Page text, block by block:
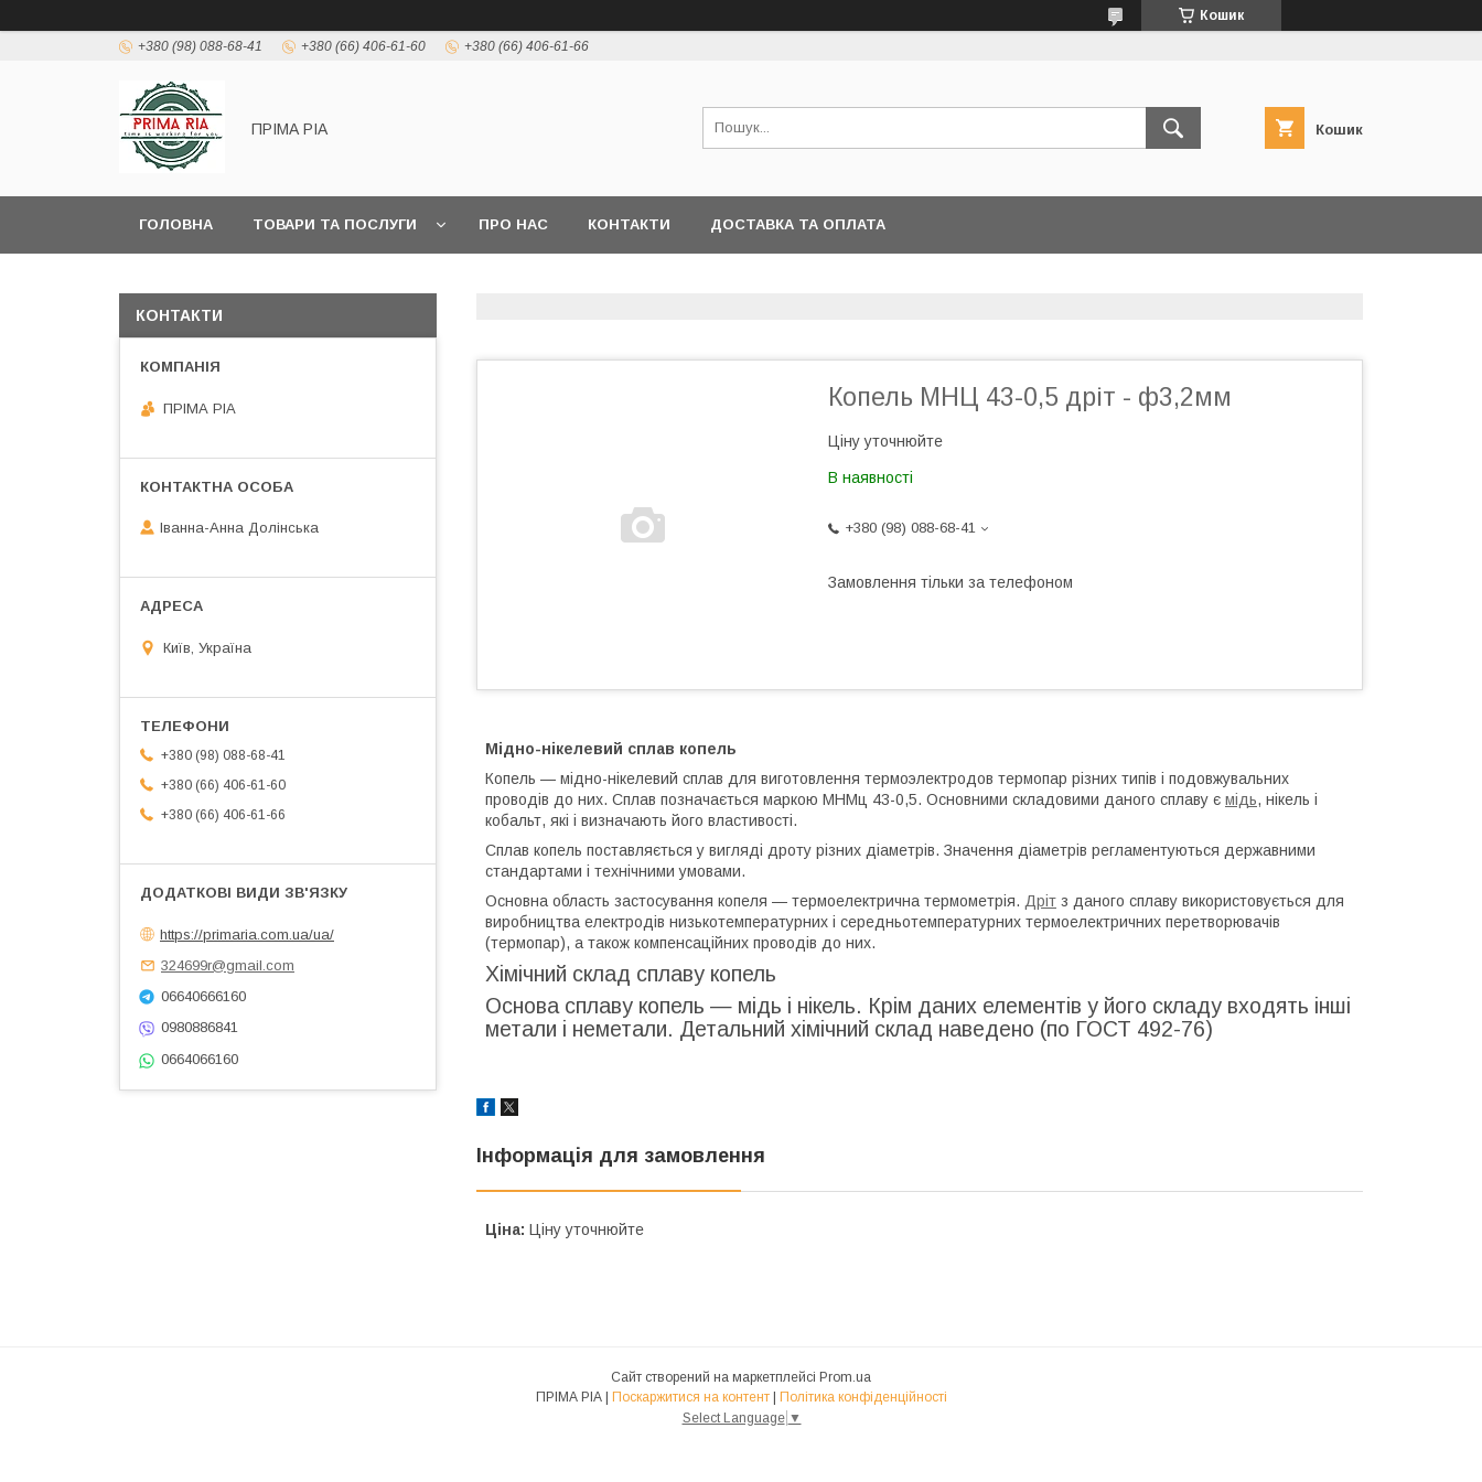
Кошик
+380 (98) 088-68-41 +380 (66) 406-61-60 +380 (66) 406-61-66
ПРІМА РІА Кошик
ГОЛОВНА ТОВАРИ ТА ПОСЛУГИ ПРО НАС КОНТАКТИ ДОСТАВКА ТА ОПЛАТА
Копель МНЦ 43-0,5 дріт - ф3,2мм
Ціну уточнюйте
В наявності
+380 (98) 088-68-41
Замовлення тільки за телефоном
Мідно-нікелевий сплав копель
Копель — мідно-нікелевий сплав для виготовлення термоэлектродов термопар різних типів і подовжувальних
проводів до них. Сплав позначається маркою МНМц 43-0,5. Основними складовими даного сплаву є мідь, нікель і
кобальт, які і визначають його властивості.
Сплав копель поставляється у вигляді дроту різних діаметрів. Значення діаметрів регламентуються державними
стандартами і технічними умовами.
Основна область застосування копеля — термоелектрична термометрія. Дріт з даного сплаву використовується для
виробництва електродів низькотемпературних і середньотемпературних термоелектричних перетворювачів
(термопар), а також компенсаційних проводів до них.
Хімічний склад сплаву копель
Основа сплаву копель — мідь і нікель. Крім даних елементів у його складу входять інші
метали і неметали. Детальний хімічний склад наведено (по ГОСТ 492-76)
Інформація для замовлення
Ціна: Ціну уточнюйте
КОНТАКТИ
ПРІМА РІА
Іванна-Анна Долінська
Київ, Україна
+380 (98) 088-68-41
+380 (66) 406-61-60
+380 (66) 406-61-66
https://primaria.com.ua/ua/
324699r@gmail.com
06640666160
0980886841
0664066160
Сайт створений на маркетплейсі Prom.ua
ПРІМА РІА | Поскаржитися на контент | Політика конфіденційності
Select Language ▼